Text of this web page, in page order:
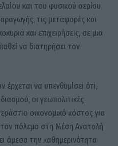
και του φυσικού αερίου
τις μεταφορές και
και επιχειρήσεις, σε μια
να διατηρήσει τον
έρχεται να υπενθυμίσει ότι,
οι γεωπολιτικές
οικονομικό κόστος για
πόλεμο στη Μέση Ανατολή
άμεσα την καθημερινότητα